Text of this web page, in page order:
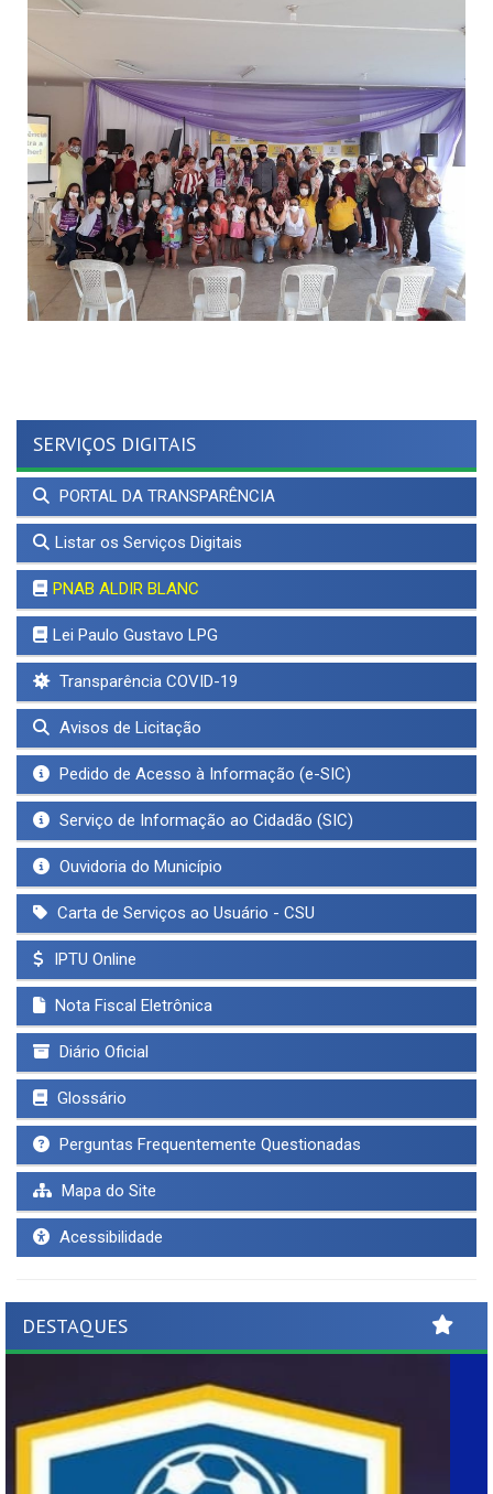
SERVIÇOS DIGITAIS
PORTAL DA TRANSPARÊNCIA
Listar os Serviços Digitais
PNAB ALDIR BLANC
Lei Paulo Gustavo LPG
Transparência COVID-19
Avisos de Licitação
Pedido de Acesso à Informação (e-SIC)
Serviço de Informação ao Cidadão (SIC)
Ouvidoria do Município
Carta de Serviços ao Usuário - CSU
IPTU Online
Nota Fiscal Eletrônica
Diário Oficial
Glossário
Perguntas Frequentemente Questionadas
Mapa do Site
Acessibilidade
DESTAQUES